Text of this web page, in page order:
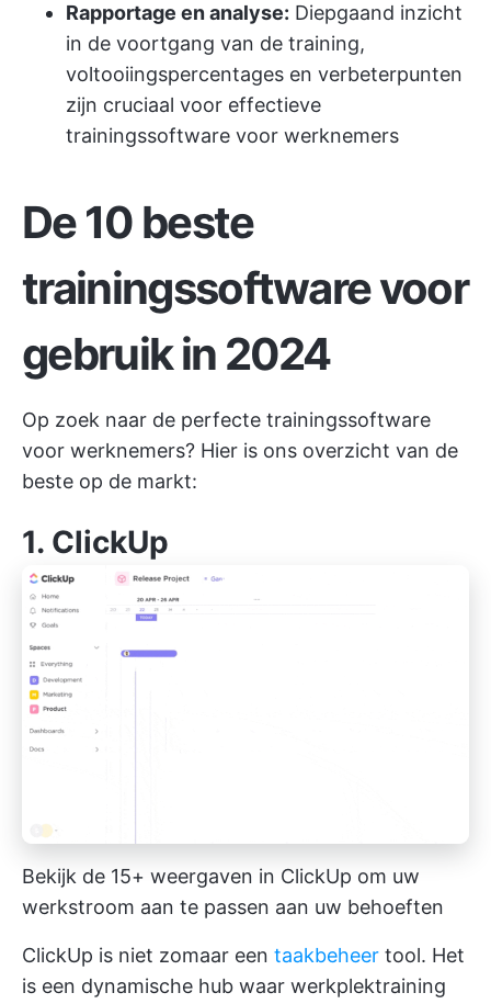
Rapportage en analyse: Diepgaand inzicht
in de voortgang van de training,
voltooiingspercentages en verbeterpunten
zijn cruciaal voor effectieve
trainingssoftware voor werknemers
De 10 beste
trainingssoftware voor
gebruik in 2024
Op zoek naar de perfecte trainingssoftware
voor werknemers? Hier is ons overzicht van de
beste op de markt:
1. ClickUp
Bekijk de 15+ weergaven in ClickUp om uw
werkstroom aan te passen aan uw behoeften
ClickUp is niet zomaar een taakbeheer tool. Het
is een dynamische hub waar werkplektraining